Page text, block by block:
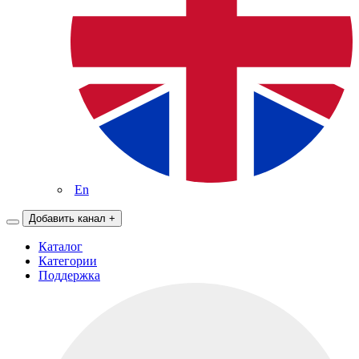
En
Добавить канал +
Каталог
Категории
Поддержка